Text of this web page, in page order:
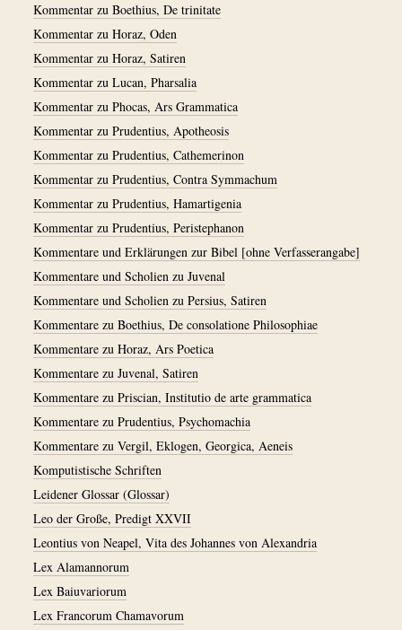
Kommentar zu Boethius, De trinitate
Kommentar zu Horaz, Oden
Kommentar zu Horaz, Satiren
Kommentar zu Lucan, Pharsalia
Kommentar zu Phocas, Ars Grammatica
Kommentar zu Prudentius, Apotheosis
Kommentar zu Prudentius, Cathemerinon
Kommentar zu Prudentius, Contra Symmachum
Kommentar zu Prudentius, Hamartigenia
Kommentar zu Prudentius, Peristephanon
Kommentare und Erklärungen zur Bibel [ohne Verfasserangabe]
Kommentare und Scholien zu Juvenal
Kommentare und Scholien zu Persius, Satiren
Kommentare zu Boethius, De consolatione Philosophiae
Kommentare zu Horaz, Ars Poetica
Kommentare zu Juvenal, Satiren
Kommentare zu Priscian, Institutio de arte grammatica
Kommentare zu Prudentius, Psychomachia
Kommentare zu Vergil, Eklogen, Georgica, Aeneis
Komputistische Schriften
Leidener Glossar (Glossar)
Leo der Große, Predigt XXVII
Leontius von Neapel, Vita des Johannes von Alexandria
Lex Alamannorum
Lex Baiuvariorum
Lex Francorum Chamavorum